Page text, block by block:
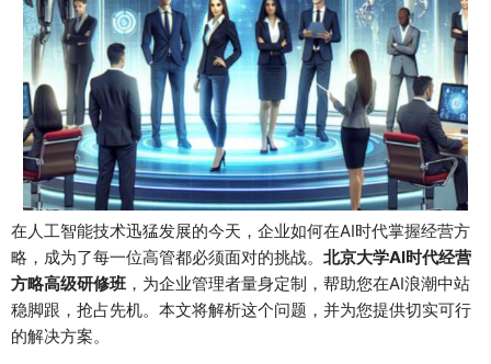
在人工智能技术迅猛发展的今天，企业如何在AI时代掌握经营方
略，成为了每一位高管都必须面对的挑战。 北京大学AI时代经营
方略高级研修班 ，为企业管理者量身定制，帮助您在AI浪潮中站
稳脚跟，抢占先机。本文将解析这个问题，并为您提供切实可行
的解决方案。